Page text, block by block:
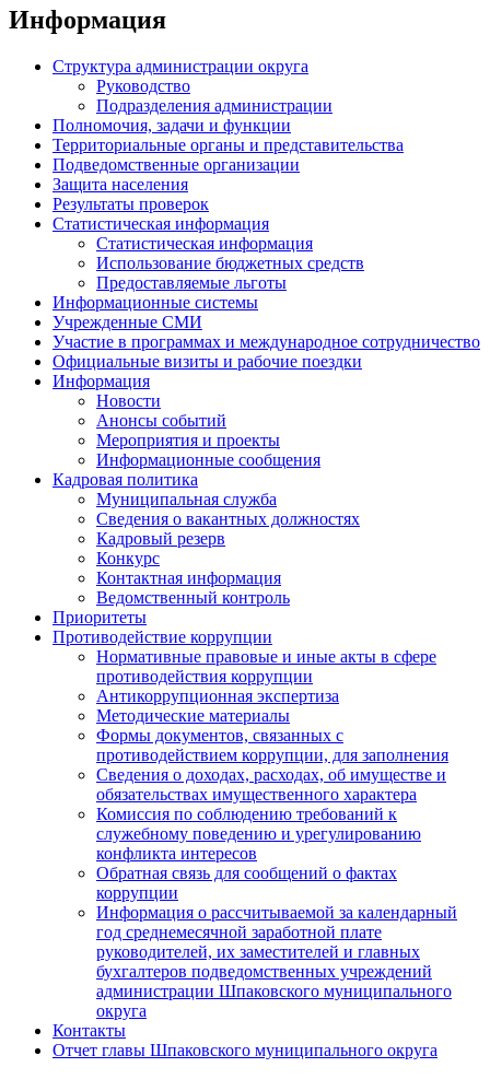
Информация
Структура администрации округа
Руководство
Подразделения администрации
Полномочия, задачи и функции
Территориальные органы и представительства
Подведомственные организации
Защита населения
Результаты проверок
Статистическая информация
Статистическая информация
Использование бюджетных средств
Предоставляемые льготы
Информационные системы
Учрежденные СМИ
Участие в программах и международное сотрудничество
Официальные визиты и рабочие поездки
Информация
Новости
Анонсы событий
Мероприятия и проекты
Информационные сообщения
Кадровая политика
Муниципальная служба
Сведения о вакантных должностях
Кадровый резерв
Конкурс
Контактная информация
Ведомственный контроль
Приоритеты
Противодействие коррупции
Нормативные правовые и иные акты в сфере
противодействия коррупции
Антикоррупционная экспертиза
Методические материалы
Формы документов, связанных с
противодействием коррупции, для заполнения
Сведения о доходах, расходах, об имуществе и
обязательствах имущественного характера
Комиссия по соблюдению требований к
служебному поведению и урегулированию
конфликта интересов
Обратная связь для сообщений о фактах
коррупции
Информация о рассчитываемой за календарный
год среднемесячной заработной плате
руководителей, их заместителей и главных
бухгалтеров подведомственных учреждений
администрации Шпаковского муниципального
округа
Контакты
Отчет главы Шпаковского муниципального округа